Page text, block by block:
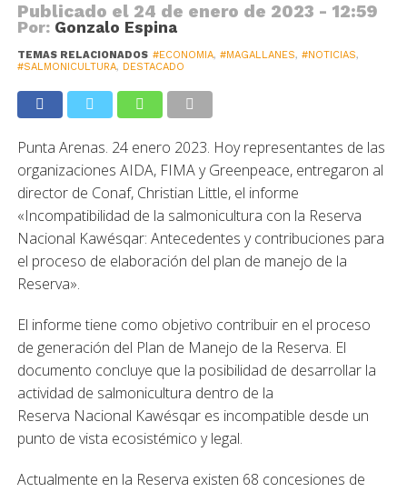
Publicado el 24 de enero de 2023 - 12:59
Por: Gonzalo Espina
TEMAS RELACIONADOS #ECONOMIA, #MAGALLANES, #NOTICIAS,
#SALMONICULTURA, DESTACADO
Punta Arenas. 24 enero 2023. Hoy representantes de las
organizaciones AIDA, FIMA y Greenpeace, entregaron al
director de Conaf, Christian Little, el informe
«Incompatibilidad de la salmonicultura con la Reserva
Nacional Kawésqar: Antecedentes y contribuciones para
el proceso de elaboración del plan de manejo de la
Reserva».
El informe tiene como objetivo contribuir en el proceso
de generación del Plan de Manejo de la Reserva. El
documento concluye que la posibilidad de desarrollar la
actividad de salmonicultura dentro de la
Reserva Nacional Kawésqar es incompatible desde un
punto de vista ecosistémico y legal.
Actualmente en la Reserva existen 68 concesiones de